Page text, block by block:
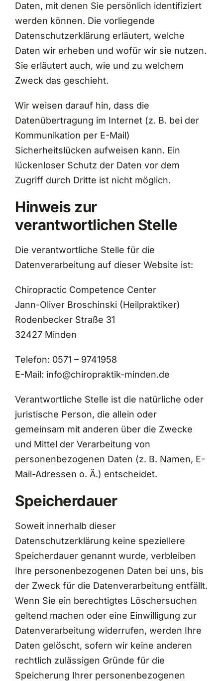
Daten, mit denen Sie persönlich identifiziert
werden können. Die vorliegende
Datenschutzerklärung erläutert, welche
Daten wir erheben und wofür wir sie nutzen.
Sie erläutert auch, wie und zu welchem
Zweck das geschieht.
Wir weisen darauf hin, dass die
Datenübertragung im Internet (z. B. bei der
Kommunikation per E-Mail)
Sicherheitslücken aufweisen kann. Ein
lückenloser Schutz der Daten vor dem
Zugriff durch Dritte ist nicht möglich.
Hinweis zur
verantwortlichen Stelle
Die verantwortliche Stelle für die
Datenverarbeitung auf dieser Website ist:
Chiropractic Competence Center
Jann-Oliver Broschinski (Heilpraktiker)
Rodenbecker Straße 31
32427 Minden
Telefon: 0571 – 9741958
E-Mail: info@chiropraktik-minden.de
Verantwortliche Stelle ist die natürliche oder
juristische Person, die allein oder
gemeinsam mit anderen über die Zwecke
und Mittel der Verarbeitung von
personenbezogenen Daten (z. B. Namen, E-
Mail-Adressen o. Ä.) entscheidet.
Speicherdauer
Soweit innerhalb dieser
Datenschutzerklärung keine speziellere
Speicherdauer genannt wurde, verbleiben
Ihre personenbezogenen Daten bei uns, bis
der Zweck für die Datenverarbeitung entfällt.
Wenn Sie ein berechtigtes Löschersuchen
geltend machen oder eine Einwilligung zur
Datenverarbeitung widerrufen, werden Ihre
Daten gelöscht, sofern wir keine anderen
rechtlich zulässigen Gründe für die
Speicherung Ihrer personenbezogenen